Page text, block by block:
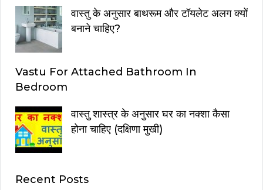
वास्तु के अनुसार बाथरूम और टॉयलेट अलग क्यों
बनाने चाहिए?
Vastu For Attached Bathroom In
Bedroom
वास्तु शास्त्र के अनुसार घर का नक्शा कैसा
होना चाहिए (दक्षिणा मुखी)
Recent Posts